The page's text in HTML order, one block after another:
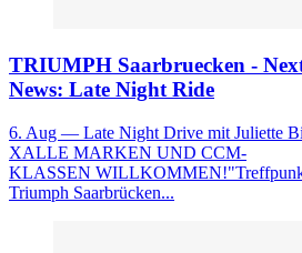
TRIUMPH Saarbruecken -
News: Late Night Ride
6. Aug — Late Night Drive mit Juliette
XALLE MARKEN UND CCM-
KLASSEN
Triumph Saarbrücken...